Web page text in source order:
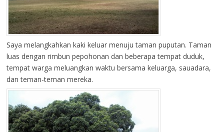
Saya melangkahkan kaki keluar menuju taman puputan. Taman
luas dengan rimbun pepohonan dan beberapa tempat duduk,
tempat warga meluangkan waktu bersama keluarga, sauadara,
dan teman-teman mereka.